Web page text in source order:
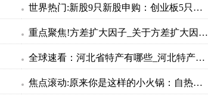
世界热门:新股9只新股申购：创业板5只，科创板2只，北交所2只
重点聚焦!方差扩大因子_关于方差扩大因子简介
全球速看：河北省特产有哪些_河北特产都有哪些
焦点滚动:原来你是这样的小火锅：自热火锅是如何“自热”的？